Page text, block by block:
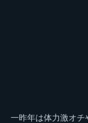
一昨年は体力激オチ